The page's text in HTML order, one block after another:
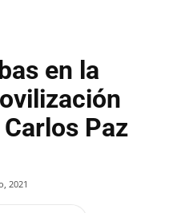
en la
Paz
2021